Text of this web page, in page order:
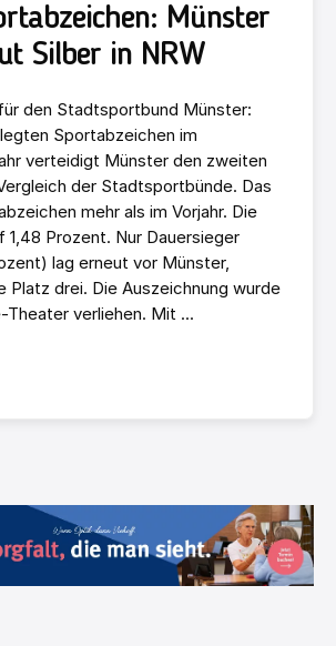
Münster
Silber in NRW
den Stadtsportbund Münster:
Sportabzeichen im
verteidigt Münster den zweiten
der Stadtsportbünde. Das
mehr als im Vorjahr. Die
1,48 Prozent. Nur Dauersieger
lag erneut vor Münster,
Platz drei. Die Auszeichnung wurde
Theater verliehen. Mit ...